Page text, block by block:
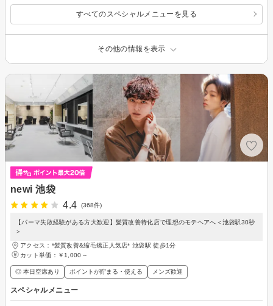
すべてのスペシャルメニューを見る
その他の情報を表示
newi 池袋
4.4
(368件)
【パーマ失敗経験がある方大歓迎】髪質改善特化店で理想のモテヘアへ＜池袋駅30秒
＞
アクセス：*髪質改善&縮毛矯正人気店* 池袋駅 徒歩1分
カット単価： ￥1,000～
◎ 本日空席あり ポイントが貯まる・使える メンズ歓迎
スペシャルメニュー